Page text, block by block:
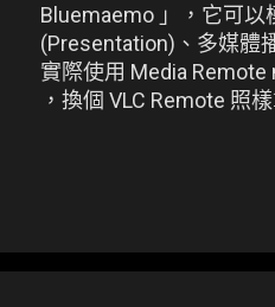
Bluemaemo 」，它可
(Presentation)、多媒體
實際使用 Media
，換個 VLC Remote 照